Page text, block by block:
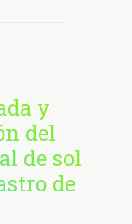
y
del
de sol
de